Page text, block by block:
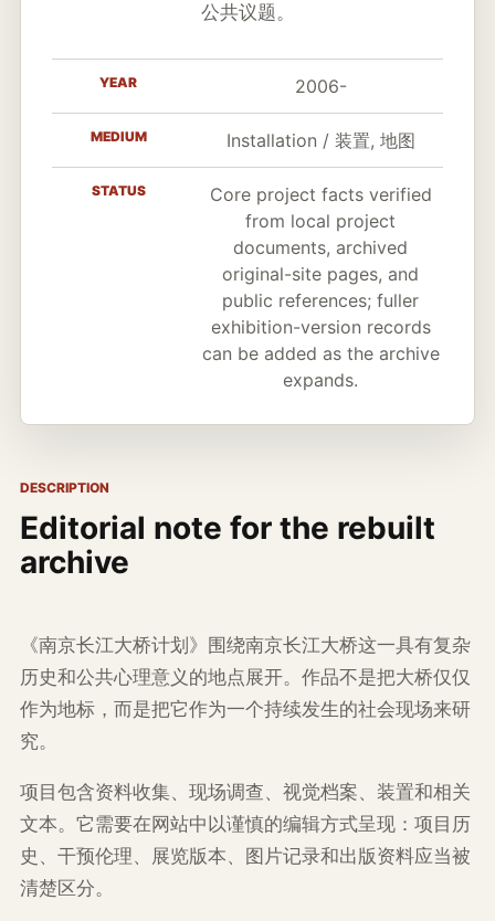
公共议题。
YEAR 2006-
MEDIUM Installation / 装置, 地图
STATUS
Core project facts verified
from local project
documents, archived
original-site pages, and
public references; fuller
exhibition-version records
can be added as the archive
expands.
DESCRIPTION
Editorial note for the rebuilt
archive
《南京长江大桥计划》围绕南京长江大桥这一具有复杂
历史和公共心理意义的地点展开。作品不是把大桥仅仅
作为地标，而是把它作为一个持续发生的社会现场来研
究。
项目包含资料收集、现场调查、视觉档案、装置和相关
文本。它需要在网站中以谨慎的编辑方式呈现：项目历
史、干预伦理、展览版本、图片记录和出版资料应当被
清楚区分。